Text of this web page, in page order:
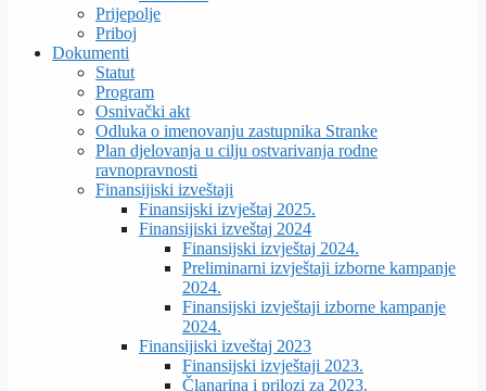
Prijepolje
Priboj
Dokumenti
Statut
Program
Osnivački akt
Odluka o imenovanju zastupnika Stranke
Plan djelovanja u cilju ostvarivanja rodne
ravnopravnosti
Finansijiski izveštaji
Finansijski izvještaj 2025.
Finansijiski izveštaj 2024
Finansijski izvještaj 2024.
Preliminarni izvještaji izborne kampanje
2024.
Finansijski izvještaji izborne kampanje
2024.
Finansijiski izveštaj 2023
Finansijski izvještaji 2023.
Članarina i prilozi za 2023.